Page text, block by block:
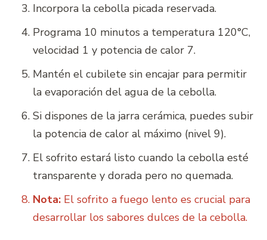
Incorpora la cebolla picada reservada.
Programa 10 minutos a temperatura 120°C,
velocidad 1 y potencia de calor 7.
Mantén el cubilete sin encajar para permitir
la evaporación del agua de la cebolla.
Si dispones de la jarra cerámica, puedes subir
la potencia de calor al máximo (nivel 9).
El sofrito estará listo cuando la cebolla esté
transparente y dorada pero no quemada.
Nota: El sofrito a fuego lento es crucial para
desarrollar los sabores dulces de la cebolla.